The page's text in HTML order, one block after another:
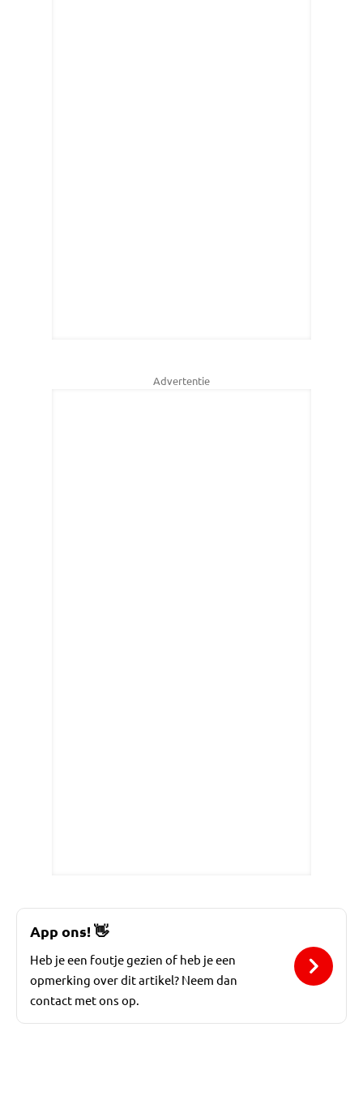
Advertentie
App ons!👋
Heb je een foutje gezien of heb je een
opmerking over dit artikel? Neem dan
contact met ons op.